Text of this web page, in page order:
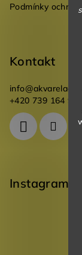
Podmínky
Kontakt
info@
+420 739 164 946
Instagram